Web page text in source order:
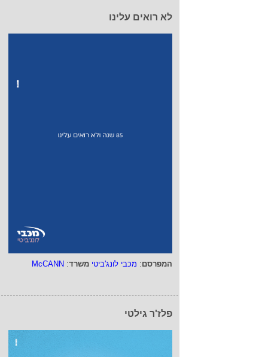
לא רואים עלינו
המפרסם: מכבי לונג'ביטי משרד:
McCANN
פלז'ר גילטי